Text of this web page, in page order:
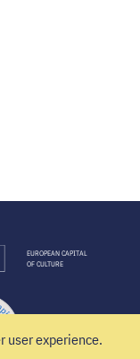
EUROPEAN CAPITAL
OF CULTURE
user experience.